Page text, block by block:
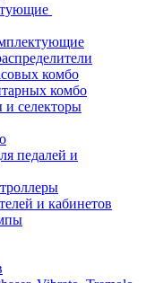
комбо
комбо
селекторы
педалей и
и кабинетов